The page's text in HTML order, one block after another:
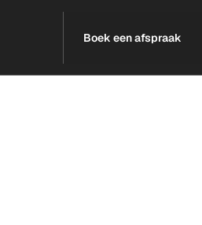
Boek een afspraak